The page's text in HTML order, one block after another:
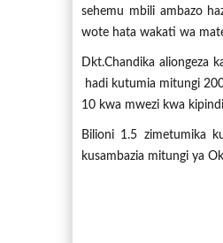
sehemu mbili ambazo
wote hata wakati wa
Dkt.Chandika aliongeza
hadi kutumia mitungi
10 kwa mwezi kwa
Bilioni 1.5 zimetumika
kusambazia mitungi ya